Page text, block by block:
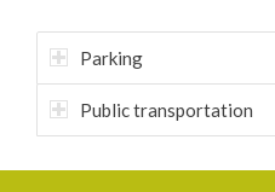
Parking
Public transportation